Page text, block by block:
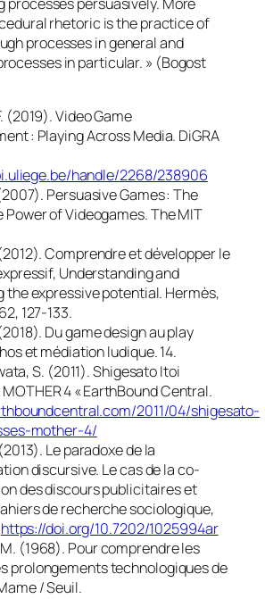
rhetoric is the practice of
processes in general and
in particular. » (Bogost
(2019). Video Game
: Playing Across Media. DiGRA
handle/2268/238906
Persuasive Games : The
Power of Videogames. The MIT
Comprendre et développer le
Understanding and
the expressive potential. Hermès,
62, 127‑133.
Du game design au play
et médiation ludique. 14.
S. (2011).Shigesato Itoi
4 « EarthBound Central.
2011/04/shigesato-
mother-4/
Le paradoxe de la
discursive. Le cas de la co-
des discours publicitaires et
de recherche sociologique,
https://doi.org/10.7202/1025994ar
(1968). Pour comprendre les
prolongements technologiques de
/ Seuil.